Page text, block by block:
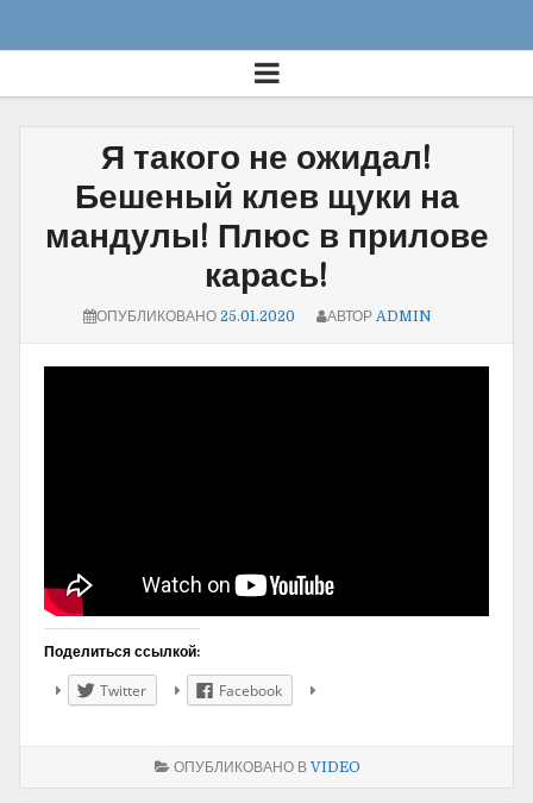
Я такого не ожидал!
Бешеный клев щуки на
мандулы! Плюс в прилове
карась!
ОПУБЛИКОВАНО 25.01.2020 АВТОР ADMIN
Поделиться ссылкой:
Twitter Facebook
ОПУБЛИКОВАНО В VIDEO